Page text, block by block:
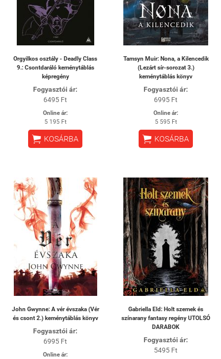
Orgyilkos osztály - Deadly Class
9.: Csontdaráló keménytáblás
képregény
Fogyasztói ár:
6495 Ft
Online ár:
5 195 Ft
 KOSÁRBA
Tamsyn Muir: Nona, a Kilencedik
(Lezárt sír-sorozat 3.)
keménytáblás könyv
Fogyasztói ár:
6995 Ft
Online ár:
5 595 Ft
 KOSÁRBA
John Gwynne: A vér évszaka (Vér
és csont 2.) keménytáblás könyv
Fogyasztói ár:
6995 Ft
Online ár:
Gabriella Eld: Holt szemek és
színarany fantasy regény UTOLSÓ
DARABOK
Fogyasztói ár:
5495 Ft